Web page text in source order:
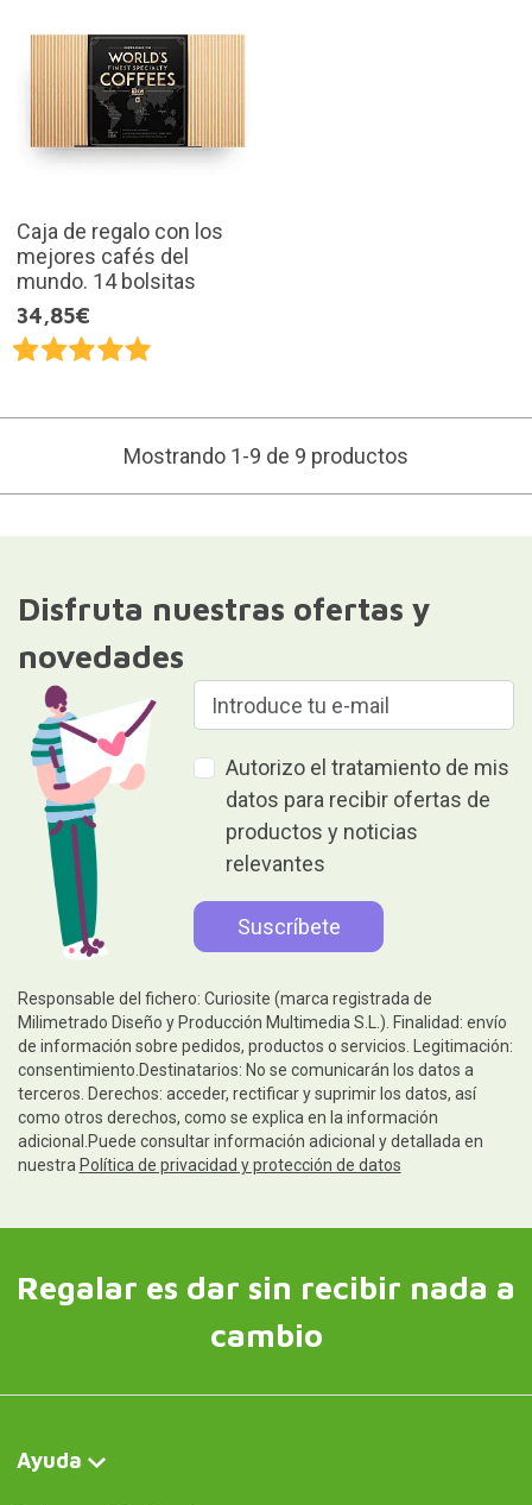
Caja de regalo con los
mejores cafés del
mundo. 14 bolsitas
34,85€
Mostrando 1-9 de 9 productos
Disfruta nuestras ofertas y
novedades
Autorizo el tratamiento de mis
datos para recibir ofertas de
productos y noticias
relevantes
Responsable del fichero: Curiosite (marca registrada de
Milimetrado Diseño y Producción Multimedia S.L.). Finalidad: envío
de información sobre pedidos, productos o servicios. Legitimación:
consentimiento.Destinatarios: No se comunicarán los datos a
terceros. Derechos: acceder, rectificar y suprimir los datos, así
como otros derechos, como se explica en la información
adicional.Puede consultar información adicional y detallada en
nuestra Política de privacidad y protección de datos
Regalar es dar sin recibir nada a
cambio
Ayuda